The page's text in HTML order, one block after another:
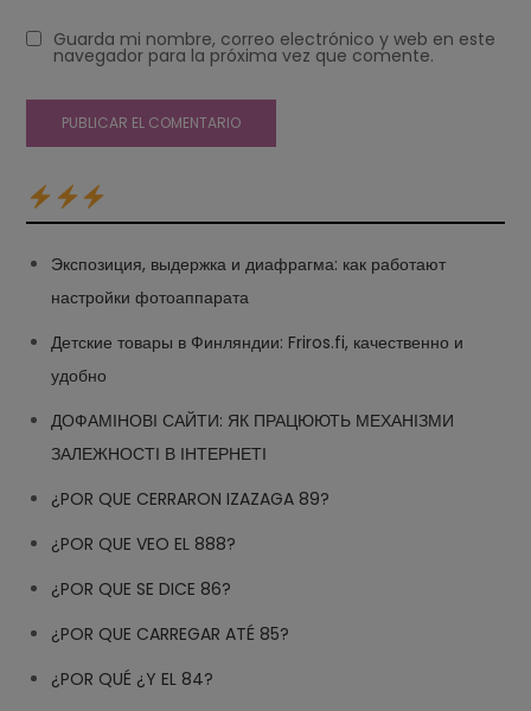
Guarda mi nombre, correo electrónico y web en este
navegador para la próxima vez que comente.
Экспозиция, выдержка и диафрагма: как работают
настройки фотоаппарата
Детские товары в Финляндии: Friros.fi, качественно и
удобно
ДОФАМІНОВІ САЙТИ: ЯК ПРАЦЮЮТЬ МЕХАНІЗМИ
ЗАЛЕЖНОСТІ В ІНТЕРНЕТІ
¿POR QUE CERRARON IZAZAGA 89?
¿POR QUE VEO EL 888?
¿POR QUE SE DICE 86?
¿POR QUE CARREGAR ATÉ 85?
¿POR QUÉ ¿Y EL 84?